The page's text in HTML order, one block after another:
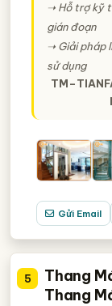
➝ Hỗ trợ kỹ
gián đoạn
➝ Giải pháp
sử dụng
Gửi Email
5
Thang
Thang